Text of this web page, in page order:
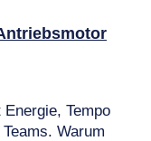
Tempo
Warum